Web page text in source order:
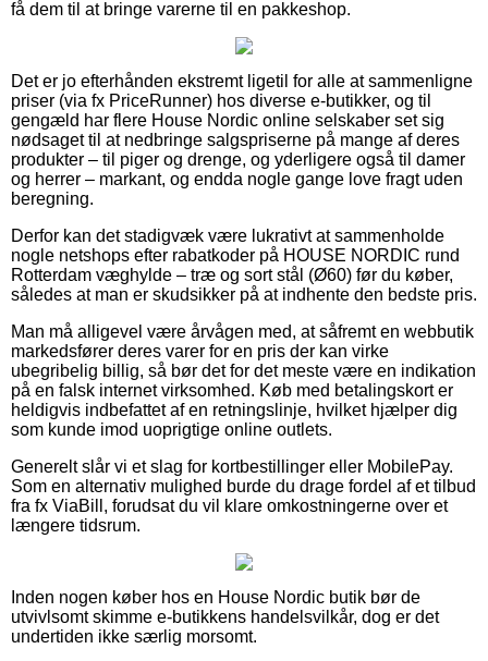
få dem til at bringe varerne til en pakkeshop.
Det er jo efterhånden ekstremt ligetil for alle at sammenligne
priser (via fx PriceRunner) hos diverse e-butikker, og til
gengæld har flere House Nordic online selskaber set sig
nødsaget til at nedbringe salgspriserne på mange af deres
produkter – til piger og drenge, og yderligere også til damer
og herrer – markant, og endda nogle gange love fragt uden
beregning.
Derfor kan det stadigvæk være lukrativt at sammenholde
nogle netshops efter rabatkoder på HOUSE NORDIC rund
Rotterdam væghylde – træ og sort stål (Ø60) før du køber,
således at man er skudsikker på at indhente den bedste pris.
Man må alligevel være årvågen med, at såfremt en webbutik
markedsfører deres varer for en pris der kan virke
ubegribelig billig, så bør det for det meste være en indikation
på en falsk internet virksomhed. Køb med betalingskort er
heldigvis indbefattet af en retningslinje, hvilket hjælper dig
som kunde imod uoprigtige online outlets.
Generelt slår vi et slag for kortbestillinger eller MobilePay.
Som en alternativ mulighed burde du drage fordel af et tilbud
fra fx ViaBill, forudsat du vil klare omkostningerne over et
længere tidsrum.
Inden nogen køber hos en House Nordic butik bør de
utvivlsomt skimme e-butikkens handelsvilkår, dog er det
undertiden ikke særlig morsomt.